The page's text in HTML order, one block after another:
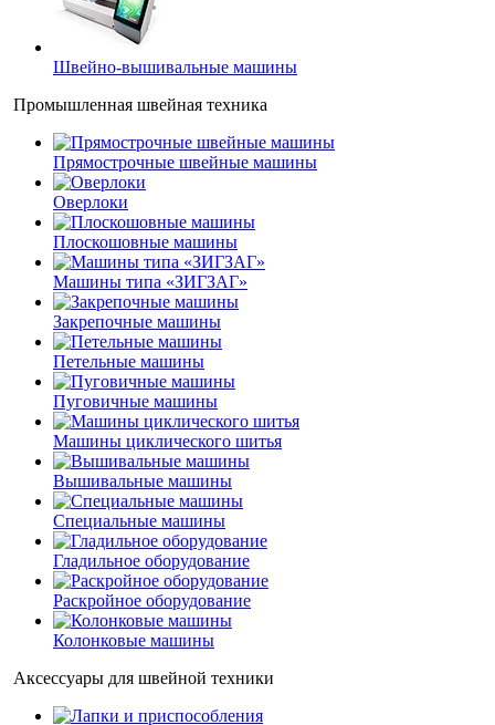
Швейно-вышивальные машины
Промышленная швейная техника
Прямострочные швейные машины
Оверлоки
Плоскошовные машины
Машины типа «ЗИГЗАГ»
Закрепочные машины
Петельные машины
Пуговичные машины
Машины циклического шитья
Вышивальные машины
Специальные машины
Гладильное оборудование
Раскройное оборудование
Колонковые машины
Аксессуары для швейной техники